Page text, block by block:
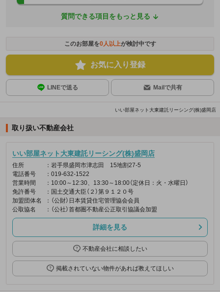
質問できる項目をもっと見る
このお部屋を0人以上が検討中です
お気に入り登録
LINEで送る Mailで共有
いい部屋ネット大東建託リーシング(株)盛岡店
取り扱い不動産会社
いい部屋ネット大東建託リーシング(株)盛岡店
住所
：岩手県盛岡市津志田 15地割27-5
電話番号
：019-632-1522
営業時間
：10:00～12:30、13:30～18:00（定休日：火・水曜日）
免許番号
：国土交通大臣（２）第９１２０号
加盟団体名
：（公財）日本賃貸住宅管理協会会員
公取協名
：（公社）首都圏不動産公正取引協議会加盟
詳細を見る
不動産会社に相談したい
掲載されていない物件があれば教えてほしい